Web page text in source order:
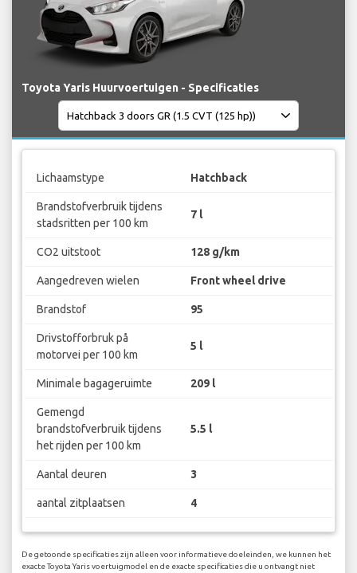
Toyota Yaris Huurvoertuigen - Specificaties
Lichaamstype Hatchback
Brandstofverbruik tijdens
stadsritten per 100 km
7 l
CO2 uitstoot 128 g/km
Aangedreven wielen Front wheel drive
Brandstof 95
Drivstofforbruk på
motorvei per 100 km
5 l
Minimale bagageruimte 209 l
Gemengd
brandstofverbruik tijdens
het rijden per 100 km
5.5 l
Aantal deuren 3
aantal zitplaatsen 4
De getoonde specificaties zijn alleen voor informatieve doeleinden, we kunnen het
exacte Toyota Yaris voertuigmodel en de exacte specificaties die u ontvangt niet